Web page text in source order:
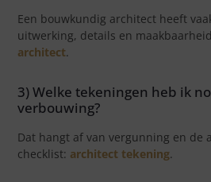
Een bouwkundig architect heeft
uitwerking, details en
architect.
3) Welke tekeningen heb ik
verbouwing?
Dat hangt af van vergunning en de
checklist: architect tekening.